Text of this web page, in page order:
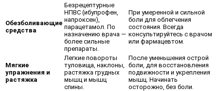
Обезболивающие
средства
Безрецептурные
НПВС (ибупрофен,
напроксен),
парацетамол. По
назначению врача —
более сильные
препараты.
При умеренной и сильной
боли для облегчения
состояния. Всегда
консультируйтесь с врачом
или фармацевтом.
Мягкие
упражнения и
растяжка
Легкие повороты
туловища, наклоны,
растяжка грудных
мышц и мышц
спины.
После уменьшения острой
боли, для восстановления
подвижности и укрепления
мышц. Начинать
осторожно, без боли.